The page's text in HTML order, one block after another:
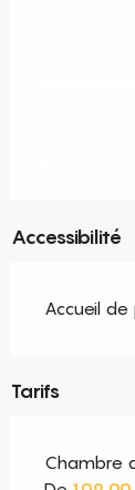
Accessibilité
Accueil
Tarifs
Chambre